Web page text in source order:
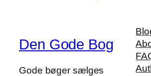
Den Gode Bog
Gode bøger sælges